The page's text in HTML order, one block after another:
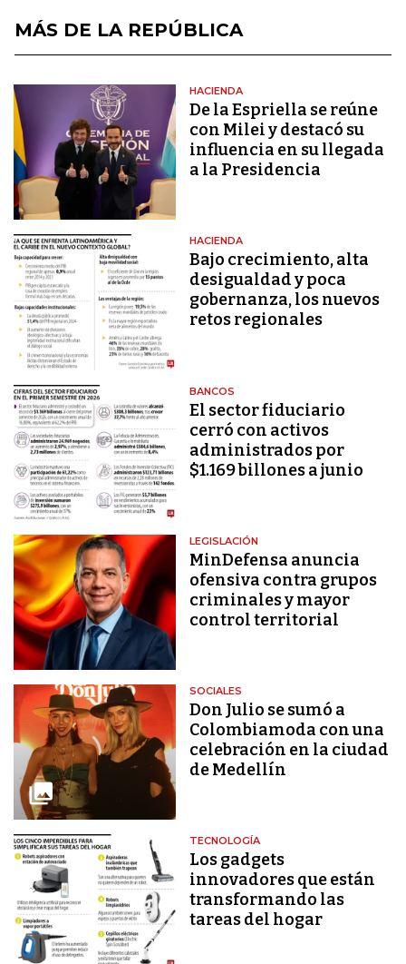
MÁS DE LA REPÚBLICA
HACIENDA
De la Espriella se reúne
con Milei y destacó su
influencia en su llegada
a la Presidencia
HACIENDA
Bajo crecimiento, alta
desigualdad y poca
gobernanza, los nuevos
retos regionales
BANCOS
El sector fiduciario
cerró con activos
administrados por
$1.169 billones a junio
LEGISLACIÓN
MinDefensa anuncia
ofensiva contra grupos
criminales y mayor
control territorial
SOCIALES
Don Julio se sumó a
Colombiamoda con una
celebración en la ciudad
de Medellín
TECNOLOGÍA
Los gadgets
innovadores que están
transformando las
tareas del hogar